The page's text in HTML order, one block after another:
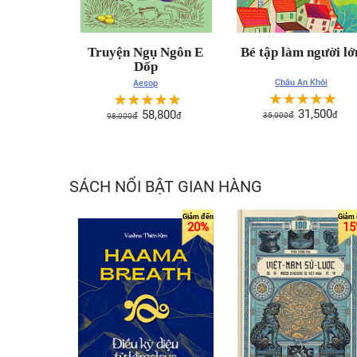
Truyện Ngụ Ngôn E
Dốp
Aesop
☆☆☆☆☆
98,000đ 58,800đ
Bé tập làm người
Châu An Khôi
☆ ☆ ☆ ☆ ☆
35,000đ 31,500đ
SÁCH NỔI BẬT GIAN HÀNG
20%